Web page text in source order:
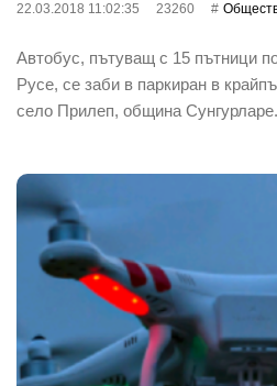
22.03.2018 11:02:35 23260
Автобус, пътуващ с 15 пътници
Русе, се заби в паркиран в
село Прилеп, община